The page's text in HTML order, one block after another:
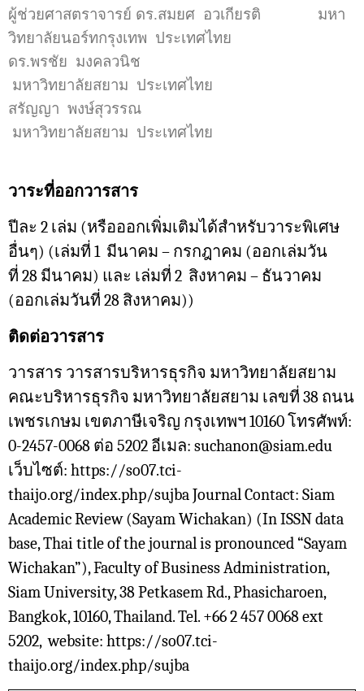
ผู้ช่วยศาสตราจารย์ ดร.สมยศ อวเกียรติ
มหา
วิทยาลัยนอร์ทกรุงเทพ ประเทศไทย
ดร.พรชัย มงคลวนิช
มหาวิทยาลัยสยาม ประเทศไทย
สรัญญา พงษ์สุวรรณ
มหาวิทยาลัยสยาม ประเทศไทย
วาระที่ออกวารสาร
ปีละ 2 เล่ม (หรือออกเพิ่มเติมได้สำหรับวาระพิเศษ
อื่นๆ) (เล่มที่ 1 มีนาคม – กรกฎาคม (ออกเล่มวัน
ที่ 28 มีนาคม) และ เล่มที่ 2 สิงหาคม – ธันวาคม
(ออกเล่มวันที่ 28 สิงหาคม))
ติดต่อวารสาร
วารสาร วารสารบริหารธุรกิจ มหาวิทยาลัยสยาม
คณะบริหารธุรกิจ มหาวิทยาลัยสยาม เลขที่ 38 ถนน
เพชรเกษม เขตภาษีเจริญ กรุงเทพฯ 10160 โทรศัพท์:
0-2457-0068 ต่อ 5202 อีเมล: suchanon@siam.edu
เว็บไซต์: https://so07.tci-
thaijo.org/index.php/sujba Journal Contact: Siam
Academic Review (Sayam Wichakan) (In ISSN data
base, Thai title of the journal is pronounced “Sayam
Wichakan”), Faculty of Business Administration,
Siam University, 38 Petkasem Rd., Phasicharoen,
Bangkok, 10160, Thailand. Tel. +66 2 457 0068 ext
5202, website: https://so07.tci-
thaijo.org/index.php/sujba